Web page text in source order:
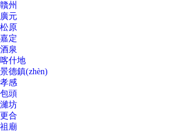
贛州
廣元
松原
嘉定
酒泉
喀什地
景德鎮(zhèn)
孝感
包頭
濰坊
更合
祖廟